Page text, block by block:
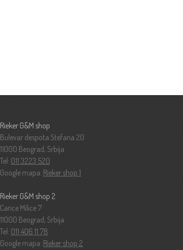
Rieker G&M shop
Bulevar despota Stefana 20
11000 Beograd, Srbija
Tel: 011 3223 520
Google mapa: Rieker shop 1
Rieker G&M shop 2
Carice Milice 7
11000 Beograd, Srbija
Tel: 011 406 11 78
Google mapa: Rieker shop 2